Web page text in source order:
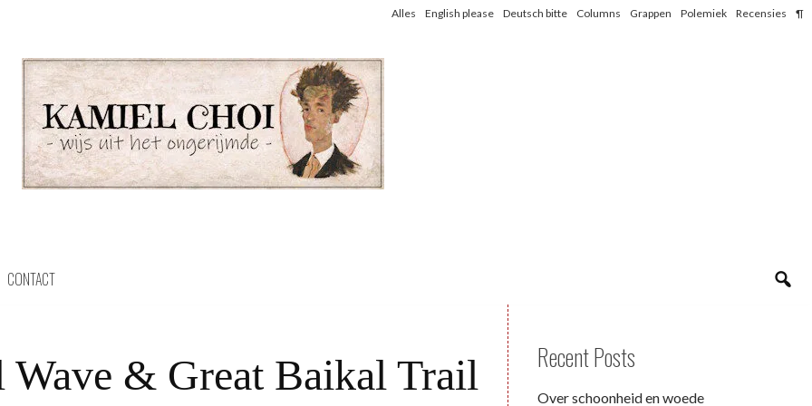
Alles English please Deutsch bitte Columns Grappen Polemiek Recensies ¶
CONTACT
Wave & Great Baikal Trail Recent Posts
Over schoonheid en woede